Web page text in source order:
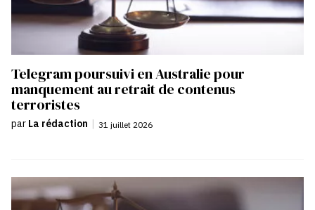
Telegram poursuivi en Australie pour
manquement au retrait de contenus
terroristes
par La rédaction | 31 juillet 2026